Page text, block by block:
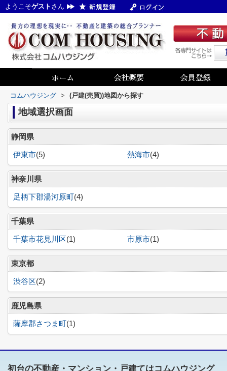
ようこそゲスト さん
コムハウジング > (戸建(売買))地図から探す
地域選択画面
静岡県
伊東市(5) 熱海市(4)
神奈川県
足柄下郡湯河原町(4)
千葉県
千葉市花見川区(1) 市原市(1)
東京都
渋谷区(2)
鹿児島県
薩摩郡さつま町(1)
初台の不動産・マンション・戸建てはコムハウジング